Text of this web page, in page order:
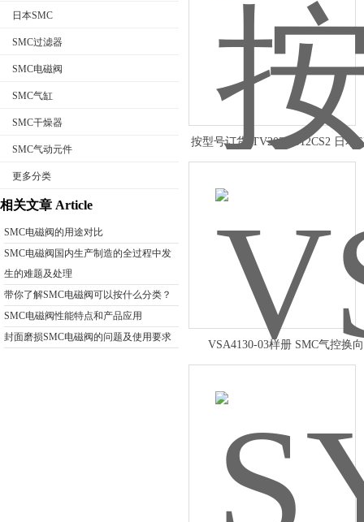
日本SMC
SMC过滤器
SMC电磁阀
SMC气缸
SMC干燥器
SMC气动元件
更多分类
相关文章 Article
SMC电磁阀的用途对比
SMC电磁阀国内生产制造的全过程中发
生的难题及处理
带你了解SMC电磁阀可以按什么分类？
SMC电磁阀性能特点和产品应用
封面磨损SMC电磁阀的问题及使用要求
按型号订货ITV2030-012CS2 日本
VSA4130-03样册 SMC气控换